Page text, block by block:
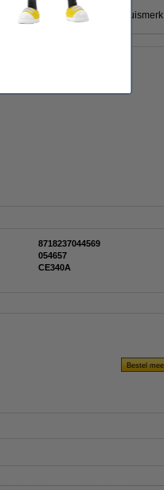
100% garantie op 123inkt huismerk
8718237044569
054657
CE340A